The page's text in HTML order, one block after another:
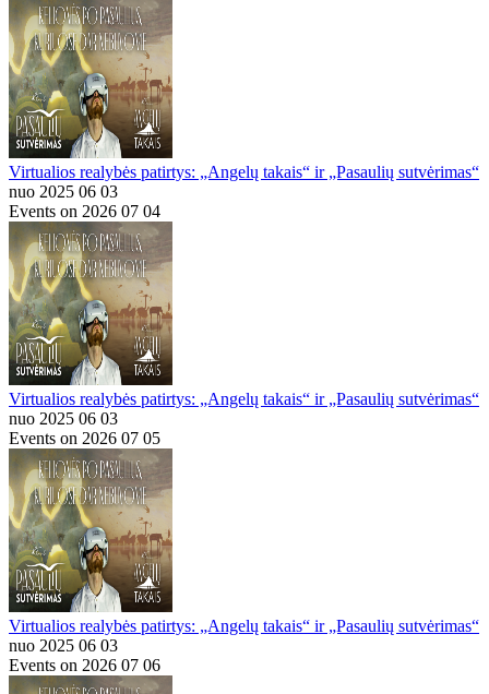
Virtualios realybės patirtys: „Angelų takais“ ir „Pasaulių sutvėrimas“
nuo 2025 06 03
Events on 2026 07 04
Virtualios realybės patirtys: „Angelų takais“ ir „Pasaulių sutvėrimas“
nuo 2025 06 03
Events on 2026 07 05
Virtualios realybės patirtys: „Angelų takais“ ir „Pasaulių sutvėrimas“
nuo 2025 06 03
Events on 2026 07 06